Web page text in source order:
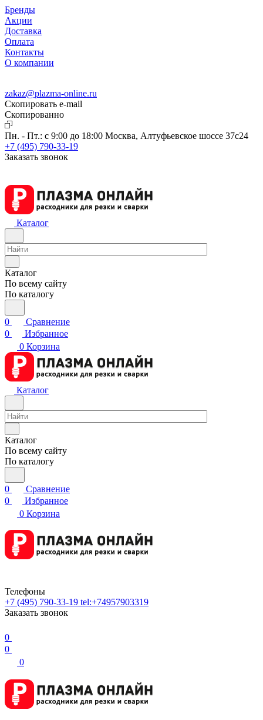
Бренды
Акции
Доставка
Оплата
Контакты
О компании
zakaz@plazma-online.ru
Скопировать e-mail
Cкопированно
Пн. - Пт.: с 9:00 до 18:00 Москва, Алтуфьевское шоссе 37с24
+7 (495) 790-33-19
Заказать звонок
Каталог
Каталог
По всему сайту
По каталогу
0
Сравнение
0
Избранное
0 Корзина
Каталог
Каталог
По всему сайту
По каталогу
0
Сравнение
0
Избранное
0 Корзина
Телефоны
+7 (495) 790-33-19 tel:+74957903319
Заказать звонок
0
0
0